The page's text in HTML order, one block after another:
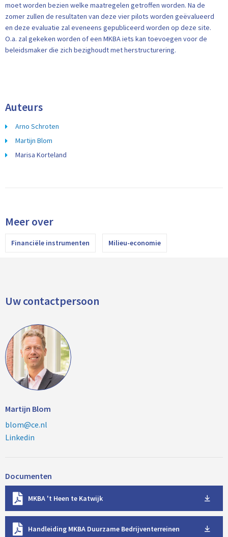
moet worden bezien welke maatregelen getroffen worden. Na de
zomer zullen de resultaten van deze vier pilots worden geëvalueerd
en deze evaluatie zal eveneens gepubliceerd worden op deze site.
O.a. zal gekeken worden of een MKBA iets kan toevoegen voor de
beleidsmaker die zich bezighoudt met herstructurering.
Auteurs
Arno Schroten
Martijn Blom
Marisa Korteland
Meer over
Financiële instrumenten Milieu-economie
Uw contactpersoon
Martijn Blom
blom@ce.nl
Linkedin
Documenten
MKBA 't Heen te Katwijk
w
Handleiding MKBA Duurzame Bedrijventerreinen